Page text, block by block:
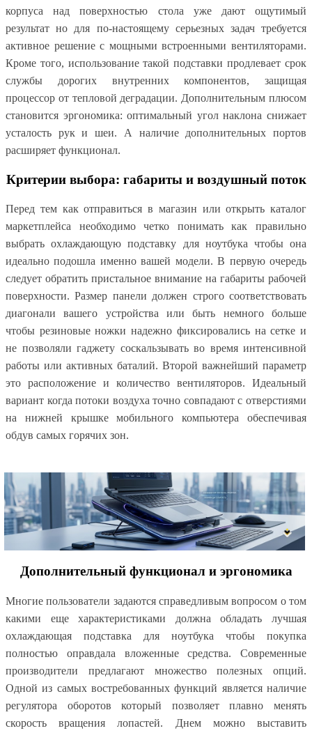
корпуса над поверхностью стола уже дают ощутимый
результат но для по-настоящему серьезных задач требуется
активное решение с мощными встроенными вентиляторами.
Кроме того, использование такой подставки продлевает срок
службы дорогих внутренних компонентов, защищая
процессор от тепловой деградации. Дополнительным плюсом
становится эргономика: оптимальный угол наклона снижает
усталость рук и шеи. А наличие дополнительных портов
расширяет функционал.
Критерии выбора: габариты и воздушный поток
Перед тем как отправиться в магазин или открыть каталог
маркетплейса необходимо четко понимать как правильно
выбрать охлаждающую подставку для ноутбука чтобы она
идеально подошла именно вашей модели. В первую очередь
следует обратить пристальное внимание на габариты рабочей
поверхности. Размер панели должен строго соответствовать
диагонали вашего устройства или быть немного больше
чтобы резиновые ножки надежно фиксировались на сетке и
не позволяли гаджету соскальзывать во время интенсивной
работы или активных баталий. Второй важнейший параметр
это расположение и количество вентиляторов. Идеальный
вариант когда потоки воздуха точно совпадают с отверстиями
на нижней крышке мобильного компьютера обеспечивая
обдув самых горячих зон.
Дополнительный функционал и эргономика
Многие пользователи задаются справедливым вопросом о том
какими еще характеристиками должна обладать лучшая
охлаждающая подставка для ноутбука чтобы покупка
полностью оправдала вложенные средства. Современные
производители предлагают множество полезных опций.
Одной из самых востребованных функций является наличие
регулятора оборотов который позволяет плавно менять
скорость вращения лопастей. Днем можно выставить